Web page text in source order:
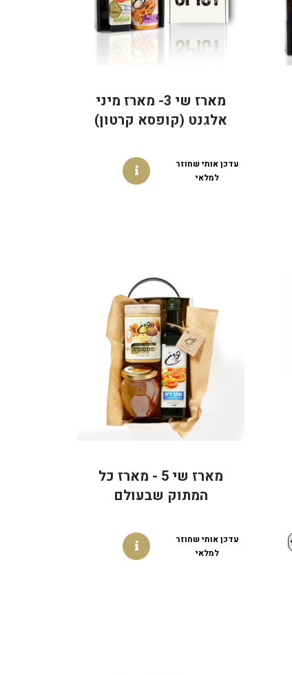
מארז שי 3- מארז מיני
אלגנט (קופסא קרטון)
עדכן אותי שחוזר
למלאי
מארז שי 5 - מארז כל
המתוק שבעולם
עדכן אותי שחוזר
למלאי